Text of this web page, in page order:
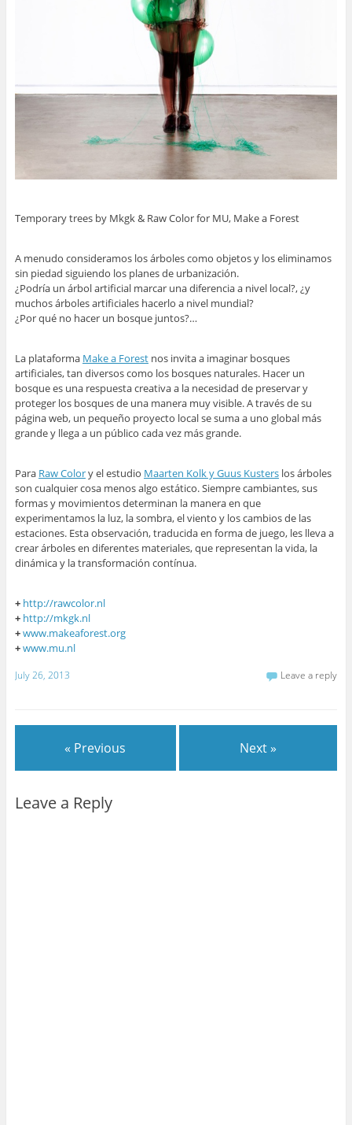
Temporary trees by Mkgk & Raw Color for MU, Make a Forest
A menudo consideramos los árboles como objetos y los eliminamos
sin piedad siguiendo los planes de urbanización.
¿Podría un árbol artificial marcar una diferencia a nivel local?, ¿y
muchos árboles artificiales hacerlo a nivel mundial?
¿Por qué no hacer un bosque juntos?…
La plataforma Make a Forestnos invita a imaginar bosques
artificiales, tan diversos como los bosques naturales. Hacer un
bosque es una respuesta creativa a la necesidad de preservar y
proteger los bosques de una manera muy visible. A través de su
página web, un pequeño proyecto local se suma a uno global más
grande y llega a un público cada vez más grande.
Para Raw Colory el estudio Maarten Kolk y Guus Kusterslos árboles
son cualquier cosa menos algo estático. Siempre cambiantes, sus
formas y movimientos determinan la manera en que
experimentamos la luz, la sombra, el viento y los cambios de las
estaciones. Esta observación, traducida en forma de juego, les lleva a
crear árboles en diferentes materiales, que representan la vida, la
dinámica y la transformación contínua.
+ http://rawcolor.nl
+ http://mkgk.nl
+www.makeaforest.org
+www.mu.nl
July 26, 2013 Leave a reply
« Previous Next »
Leave a Reply